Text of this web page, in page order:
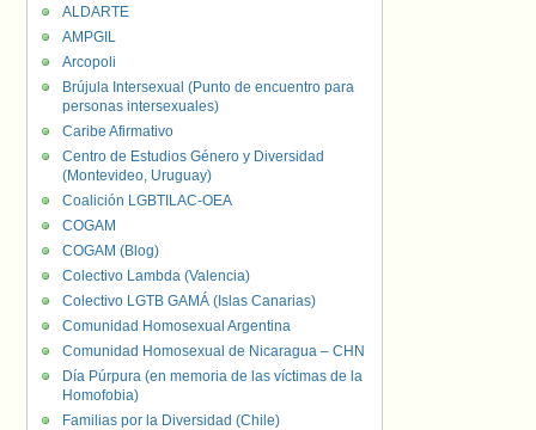
ALDARTE
AMPGIL
Arcopoli
Brújula Intersexual (Punto de encuentro para
personas intersexuales)
Caribe Afirmativo
Centro de Estudios Género y Diversidad
(Montevideo, Uruguay)
Coalición LGBTILAC-OEA
COGAM
COGAM (Blog)
Colectivo Lambda (Valencia)
Colectivo LGTB GAMÁ (Islas Canarias)
Comunidad Homosexual Argentina
Comunidad Homosexual de Nicaragua – CHN
Día Púrpura (en memoria de las víctimas de la
Homofobia)
Familias por la Diversidad (Chile)